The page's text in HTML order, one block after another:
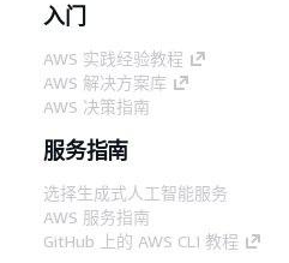
入门
AWS 实践经验教程
AWS 解决方案库
AWS 决策指南
服务指南
选择生成式人工智能服务
AWS 服务指南
GitHub 上的 AWS CLI 教程